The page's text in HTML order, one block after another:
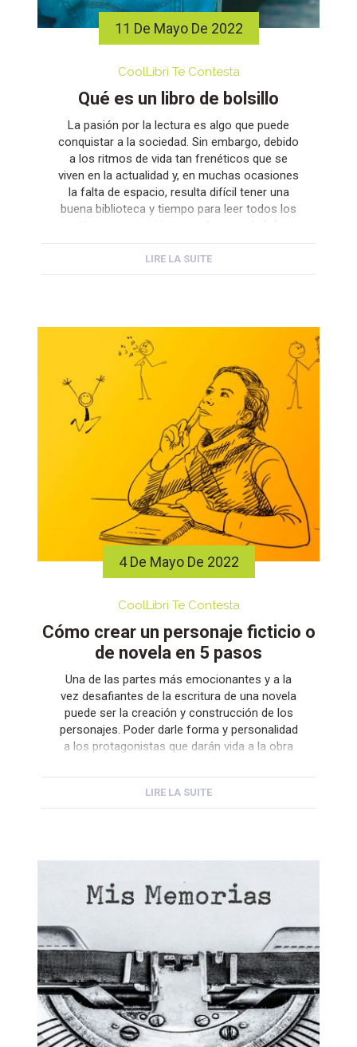
11 De Mayo De 2022
CoolLibri Te Contesta
Qué es un libro de bolsillo
La pasión por la lectura es algo que puede
conquistar a la sociedad. Sin embargo, debido
a los ritmos de vida tan frenéticos que se
viven en la actualidad y, en muchas ocasiones
la falta de espacio, resulta difícil tener una
buena biblioteca y tiempo para leer todos los
LIRE LA SUITE
4 De Mayo De 2022
CoolLibri Te Contesta
Cómo crear un personaje ficticio o
de novela en 5 pasos
Una de las partes más emocionantes y a la
vez desafiantes de la escritura de una novela
puede ser la creación y construcción de los
personajes. Poder darle forma y personalidad
a los protagonistas que darán vida a la obra
para […]
LIRE LA SUITE